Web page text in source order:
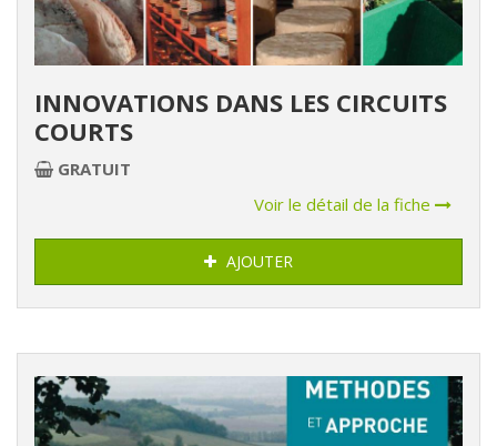
INNOVATIONS DANS LES CIRCUITS
COURTS
GRATUIT
Voir le détail de la fiche
AJOUTER